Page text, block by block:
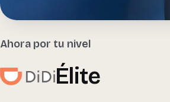
Ahora por tu nivel
Élite